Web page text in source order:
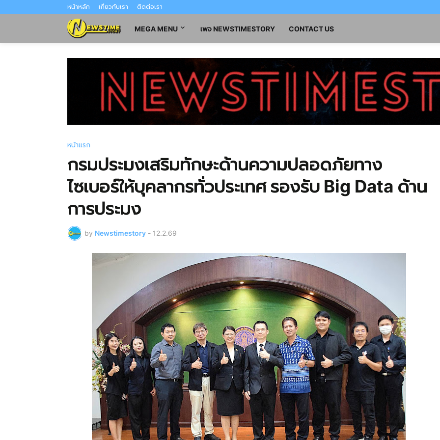
หน้าหลัก เกี่ยวกับเรา ติดต่อเรา
MEGA MENU เพจ NEWSTIMESTORY CONTACT US
หน้าแรก
กรมประมงเสริมทักษะด้านความปลอดภัยทาง
ไซเบอร์ให้บุคลากรทั่วประเทศ รองรับ Big Data ด้าน
การประมง
by Newstimestory - 12.2.69